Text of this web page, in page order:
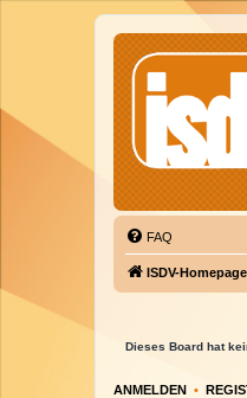
FAQ
ISDV-Homepage
Dieses Board hat
ANMELDEN •